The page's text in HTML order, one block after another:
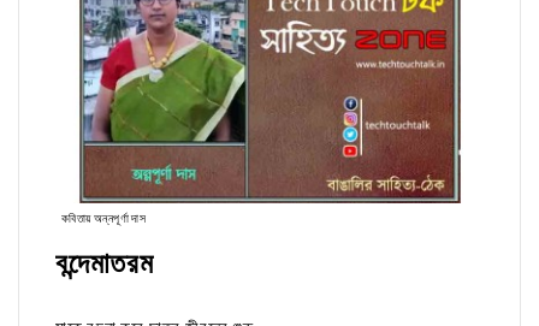
কবিতায় অন্নপূর্ণা দাস
বন্দেমাতরম